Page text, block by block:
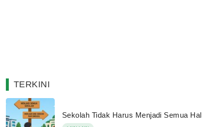
TERKINI
Sekolah Tidak Harus Menjadi Semua Hal